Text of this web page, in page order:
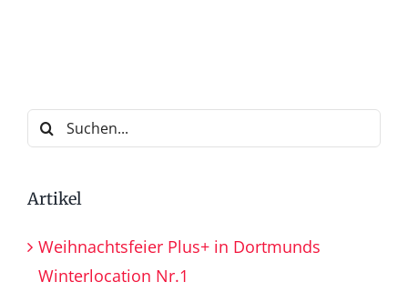
Suche
nach:
Artikel
Weihnachtsfeier Plus+ in Dortmunds
Winterlocation Nr.1